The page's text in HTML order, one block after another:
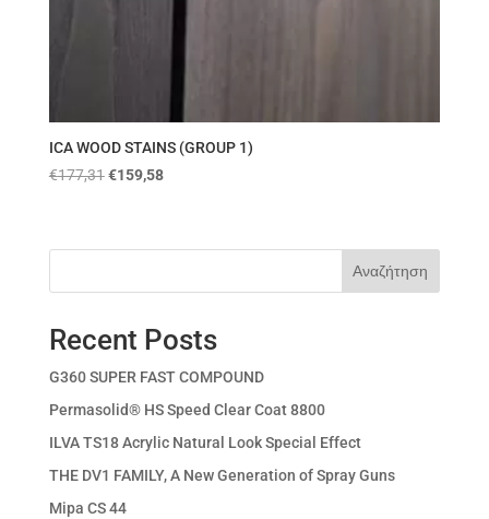
ICA WOOD STAINS (GROUP 1)
€177,31 €159,58
Αναζήτηση
Recent Posts
G360 SUPER FAST COMPOUND
Permasolid® HS Speed Clear Coat 8800
ILVA TS18 Acrylic Natural Look Special Effect
THE DV1 FAMILY, A New Generation of Spray Guns
Mipa CS 44